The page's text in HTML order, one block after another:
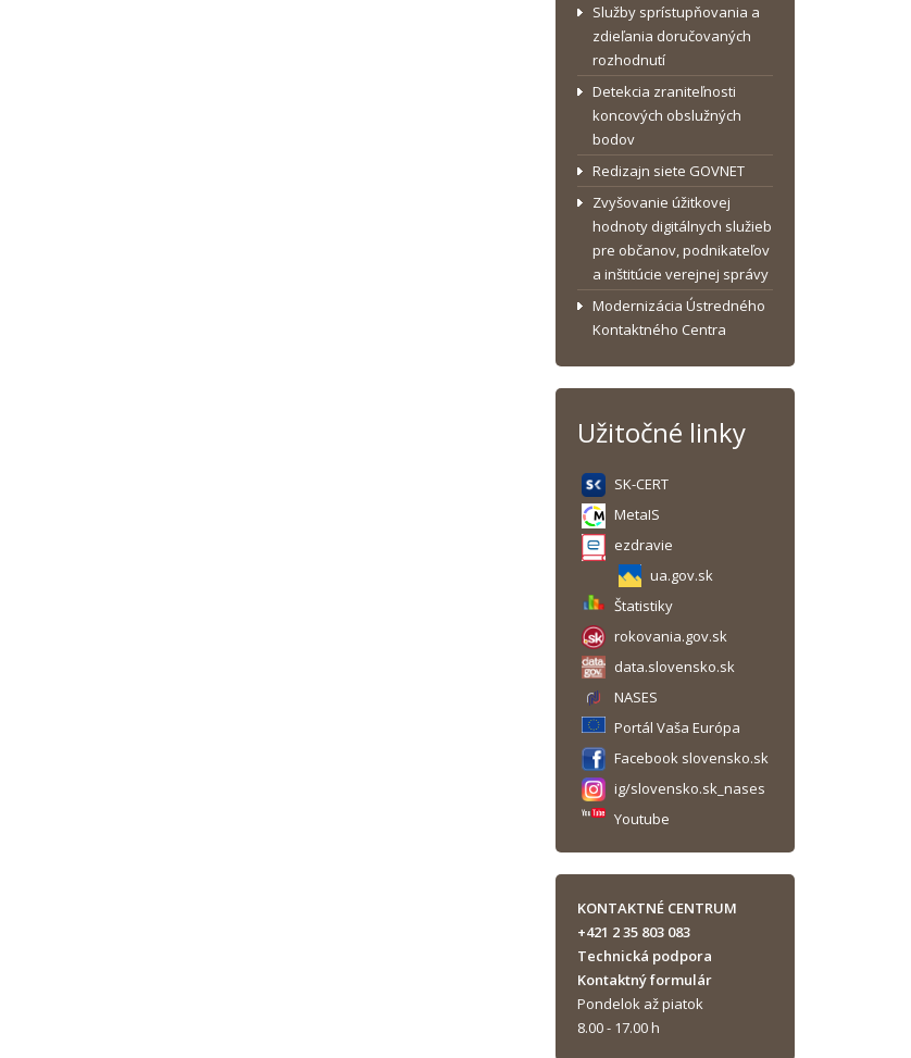
Služby sprístupňovania a
zdieľania doručovaných
rozhodnutí
Detekcia zraniteľnosti
koncových obslužných
bodov
Redizajn siete GOVNET
Zvyšovanie úžitkovej
hodnoty digitálnych služieb
pre občanov, podnikateľov
a inštitúcie verejnej správy
Modernizácia Ústredného
Kontaktného Centra
Užitočné linky
SK-CERT
MetaIS
ezdravie
ua.gov.sk
Štatistiky
rokovania.gov.sk
data.slovensko.sk
NASES
Portál Vaša Európa
Facebook slovensko.sk
ig/slovensko.sk_nases
Youtube
KONTAKTNÉ CENTRUM
+421 2 35 803 083
Technická podpora
Kontaktný formulár
Pondelok až piatok
8.00 - 17.00 h